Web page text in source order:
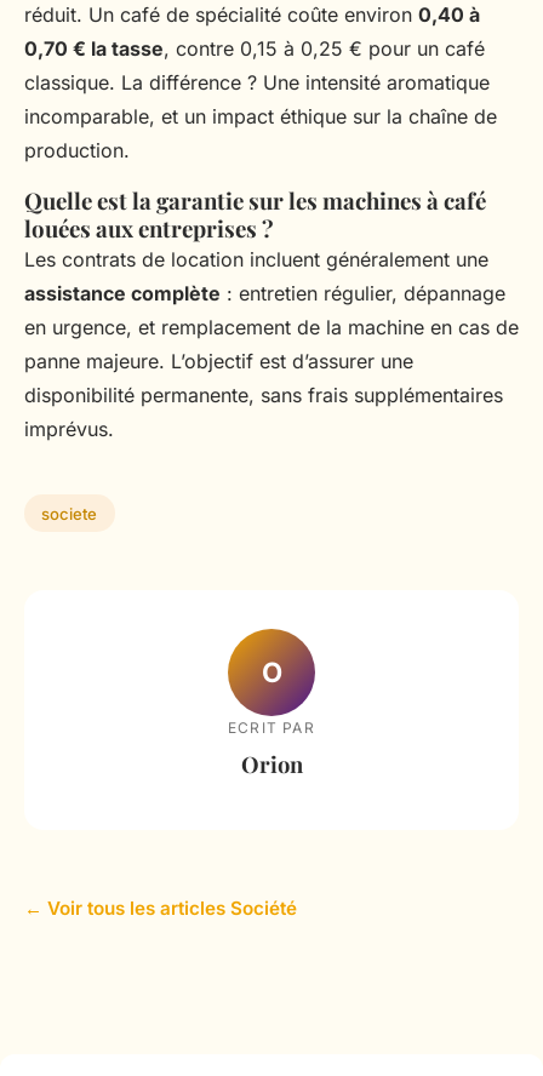
réduit. Un café de spécialité coûte environ 0,40 à
0,70 € la tasse, contre 0,15 à 0,25 € pour un café
classique. La différence ? Une intensité aromatique
incomparable, et un impact éthique sur la chaîne de
production.
Quelle est la garantie sur les machines à café
louées aux entreprises ?
Les contrats de location incluent généralement une
assistance complète : entretien régulier, dépannage
en urgence, et remplacement de la machine en cas de
panne majeure. L’objectif est d’assurer une
disponibilité permanente, sans frais supplémentaires
imprévus.
societe
O
ECRIT PAR
Orion
← Voir tous les articles Société